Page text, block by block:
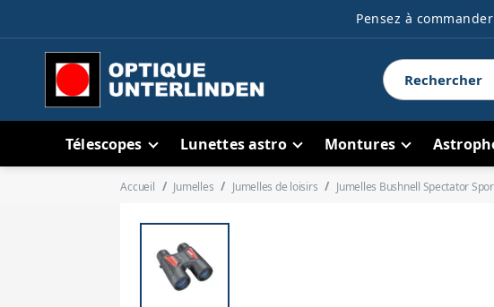
Pensez à
Télescopes Lunettes astro Montures
Accueil Jumelles Jumelles de loisirs Jumelles Bushnell Spectator